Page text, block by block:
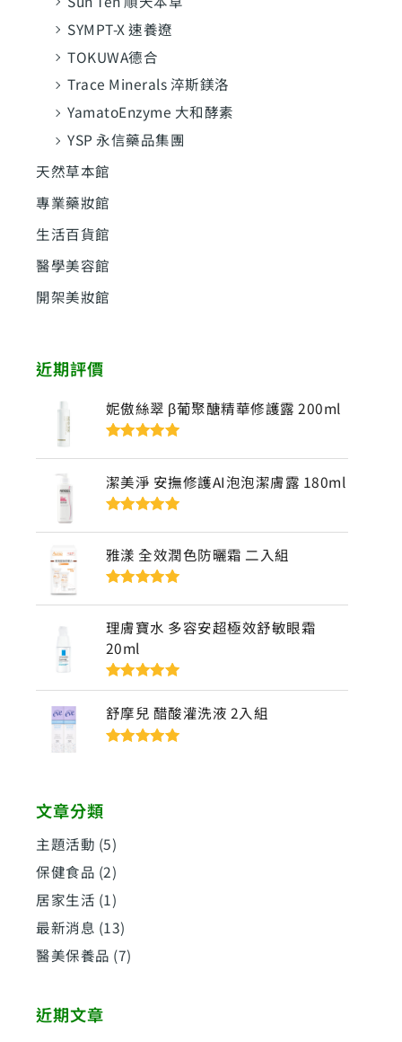
SYMPT-X 速養遼
TOKUWA德合
Trace Minerals 淬斯鎂洛
YamatoEnzyme 大和酵素
YSP 永信藥品集團
天然草本館
專業藥妝館
生活百貨館
醫學美容館
開架美妝館
近期評價
妮傲絲翠 β葡聚醣精華修護露 200ml
5
潔美淨 安撫修護AI泡泡潔膚露 180ml
5
雅漾 全效潤色防曬霜 二入組
5
理膚寶水 多容安超極效舒敏眼霜
20ml
評分5滿分
5
舒摩兒 醋酸灌洗液 2入組
文章分類
主題活動 (5)
保健食品 (2)
居家生活 (1)
最新消息 (13)
醫美保養品 (7)
近期文章